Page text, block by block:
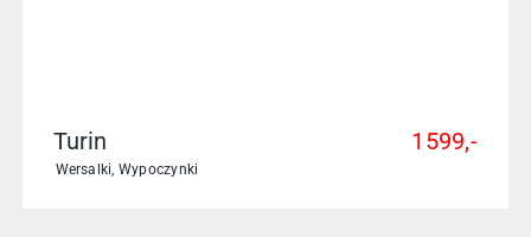
Turin
Wersalki, Wypoczynki
1599,-